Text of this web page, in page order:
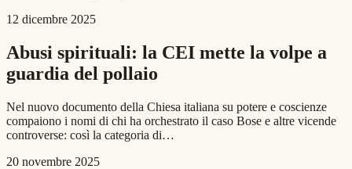
12 dicembre 2025
Abusi spirituali: la CEI mette la volpe a
guardia del pollaio
Nel nuovo documento della Chiesa italiana su potere e coscienze
compaiono i nomi di chi ha orchestrato il caso Bose e altre vicende
controverse: così la categoria di…
20 novembre 2025